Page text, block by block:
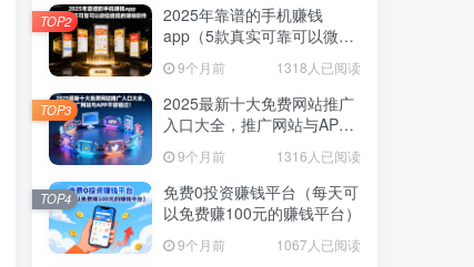
2025年靠谱的手机赚钱
app（5款真实可靠可以微信
9个月前 1318人已阅读
TOP2
2025最新十大免费网站推广
入口大全，推广网站与APP
9个月前 1316人已阅读
TOP3
免费0投资赚钱平台（每天可
以免费赚100元的赚钱平台）
9个月前 1067人已阅读
TOP4